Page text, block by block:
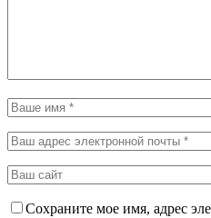
Сохраните мое имя, адрес